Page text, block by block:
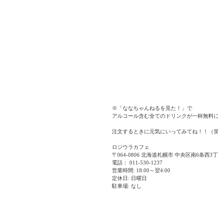
※「ななちゃんねるを見た！」で
アルコール含む全てのドリンクが一杯無料
注文するときに元気にいってみてね！！（
ロジウラカフェ
〒064-0806 北海道札幌市 中央区南6条西3
電話： 011-530-1237
営業時間: 18:00～翌4:00
定休日: 日曜日
駐車場: なし